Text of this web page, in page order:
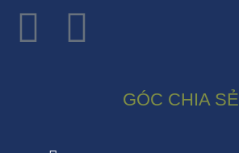
GÓC CHIA SẺ